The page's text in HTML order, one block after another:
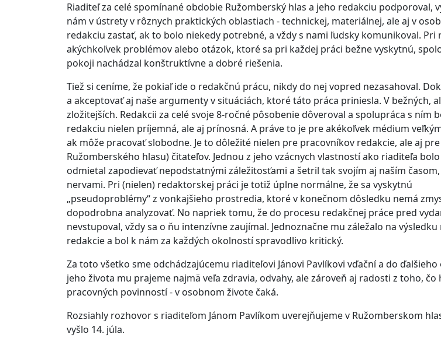
Riaditeľ za celé spomínané obdobie Ružomberský hlas a jeho redakciu podporoval,
nám v ústrety v rôznych praktických oblastiach - technickej, materiálnej, ale aj v
redakciu zastať, ak to bolo niekedy potrebné, a vždy s nami ľudsky komunikoval. Pri
akýchkoľvek problémov alebo otázok, ktoré sa pri každej práci bežne vyskytnú,
pokoji nachádzal konštruktívne a dobré riešenia.
Tiež si ceníme, že pokiaľ ide o redakčnú prácu, nikdy do nej vopred nezasahoval.
a akceptovať aj naše argumenty v situáciách, ktoré táto práca priniesla. V bežných,
zložitejších. Redakcii za celé svoje 8-ročné pôsobenie dôveroval a spolupráca s ním
redakciu nielen príjemná, ale aj prínosná. A práve to je pre akékoľvek médium
ak môže pracovať slobodne. Je to dôležité nielen pre pracovníkov redakcie, ale aj
Ružomberského hlasu) čitateľov. Jednou z jeho vzácnych vlastností ako riaditeľa bolo
odmietal zapodievať nepodstatnými záležitosťami a šetril tak svojím aj naším
nervami. Pri (nielen) redaktorskej práci je totiž úplne normálne, že sa vyskytnú
„pseudoproblémy“ z vonkajšieho prostredia, ktoré v konečnom dôsledku nemá
dopodrobna analyzovať. No napriek tomu, že do procesu redakčnej práce pred
nevstupoval, vždy sa o ňu intenzívne zaujímal. Jednoznačne mu záležalo na
redakcie a bol k nám za každých okolností spravodlivo kritický.
Za toto všetko sme odchádzajúcemu riaditeľovi Jánovi Pavlíkovi vďační a do
jeho života mu prajeme najmä veľa zdravia, odvahy, ale zároveň aj radosti z toho, čo
pracovných povinností - v osobnom živote čaká.
Rozsiahly rozhovor s riaditeľom Jánom Pavlíkom uverejňujeme v Ružomberskom
vyšlo 14. júla.